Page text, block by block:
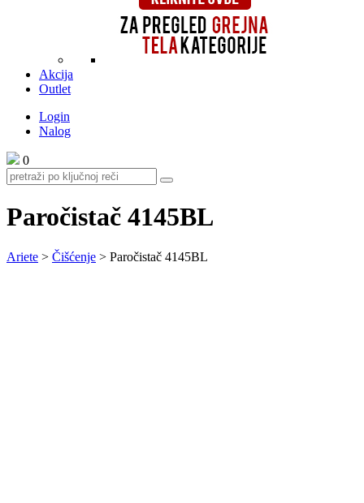
Akcija
Outlet
Login
Nalog
0
Paročistač 4145BL
Ariete > Čišćenje > Paročistač 4145BL